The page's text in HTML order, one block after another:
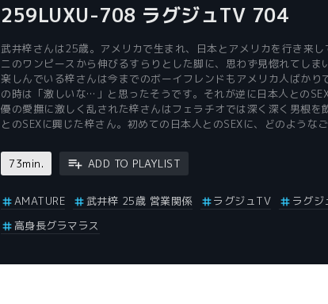
259LUXU-708 ラグジュTV 704
武井梓さんは25歳。アメリカで生まれ、日本とアメリカを行き来
ニのワンピースから伸びるすらりとした脚に、思わず見惚れてし
楽しんでいる梓さんは今までのボーイフレンドもアメリカ人ばか
の時は「激しいな…」と思ったそうです。それが逆に日本人との
優の愛撫に激しく乱された梓さんはフェラチオでは深く深く男根
とのSEXに興じた梓さん。初めての日本人とのSEXに、どのような
73min. ADD TO PLAYLIST
AMATURE 武井梓 25歳 営業関係 ラグジュTV ラグジ
高身長グラマラス